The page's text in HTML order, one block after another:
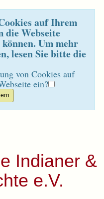
auf Ihrem
die Webseite
Um mehr
lesen Sie bitte die
von Cookies auf
ein?
Indianer &
e.V.